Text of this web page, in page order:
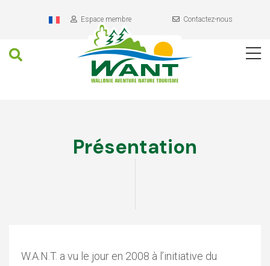
Espace membre Contactez-nous
Présentation
W.A.N.T. a vu le jour en 2008 à l’initiative du